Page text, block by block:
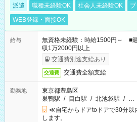
派遣 職種未経験OK 社会人未経験OK
WEB登録・面接OK
給与
無資格未経験：時給1500円～ ■
収1万2000円以上
交通費別途支給あり
交通費 交通費全額支給
勤務地
東京都豊島区
巣鴨駅 / 目白駅 / 北池袋駅 / …
≪自宅からドアtoドアで30分
します。